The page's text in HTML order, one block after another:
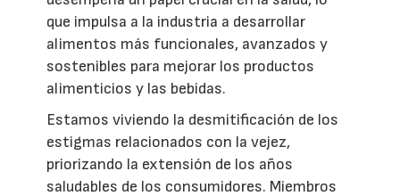
que impulsa a la industria a desarrollar
alimentos más funcionales, avanzados y
sostenibles para mejorar los productos
alimenticios y las bebidas.
Estamos viviendo la desmitificación de los
estigmas relacionados con la vejez,
priorizando la extensión de los años
saludables de los consumidores. Miembros